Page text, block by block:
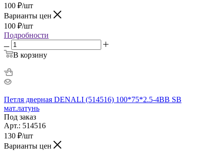
100 ₽/шт
Варианты цен
100 ₽/шт
Подробности
В корзину
Петля дверная DENALI (514516) 100*75*2.5-4BB SB
мат.латунь
Под заказ
Арт.: 514516
130 ₽/шт
Варианты цен